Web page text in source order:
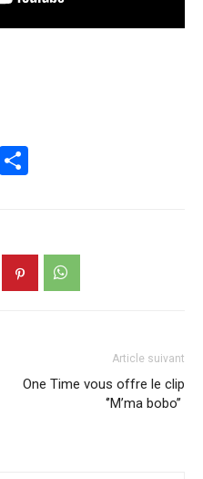
Telegram
Article suivant
One Time vous offre le clip
‘’M’ma bobo’’